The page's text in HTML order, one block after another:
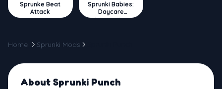
Sprunke Beat
Attack
Sprunki Babies:
Daycare
Interactive
Home Sprunki Mods
About Sprunki Punch